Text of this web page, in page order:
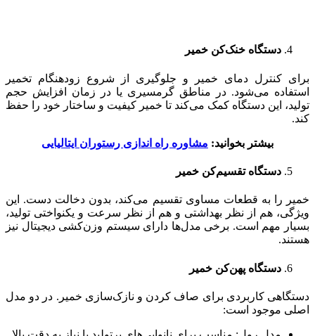
دستگاه خنک‌کن خمیر
برای کنترل دمای خمیر و جلوگیری از شروع زودهنگام تخمیر
استفاده می‌شود. در مناطق گرمسیری یا در زمان افزایش حجم
تولید، این دستگاه کمک می‌کند تا خمیر کیفیت و ساختار خود را حفظ
کند.
بیشتر بخوانید: مشاوره راه اندازی رستوران ایتالیایی
دستگاه تقسیم‌کن خمیر
خمیر را به قطعات مساوی تقسیم می‌کند، بدون دخالت دست. این
ویژگی، هم از نظر بهداشتی و هم از نظر سرعت و یکنواختی تولید،
بسیار مهم است. برخی مدل‌ها دارای سیستم وزن‌کشی دیجیتال نیز
هستند.
دستگاه پهن‌کن خمیر
دستگاهی کاربردی برای صاف کردن و نازک‌سازی خمیر. در دو مدل
اصلی موجود است: